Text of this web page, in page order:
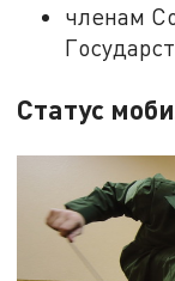
членам
Статус